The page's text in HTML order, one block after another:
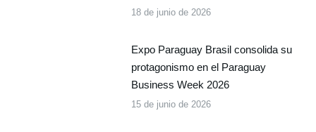
18 de junio de 2026
Expo Paraguay Brasil consolida su
protagonismo en el Paraguay
Business Week 2026
15 de junio de 2026